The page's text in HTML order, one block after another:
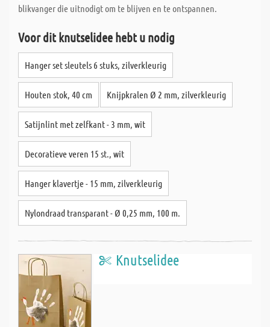
blikvanger die uitnodigt om te blijven en te ontspannen.
Voor dit knutselidee hebt u nodig
Hanger set sleutels 6 stuks, zilverkleurig
Houten stok, 40 cm Knijpkralen Ø 2 mm, zilverkleurig
Satijnlint met zelfkant - 3 mm, wit
Decoratieve veren 15 st., wit
Hanger klavertje - 15 mm, zilverkleurig
Nylondraad transparant - Ø 0,25 mm, 100 m.
Knutselidee